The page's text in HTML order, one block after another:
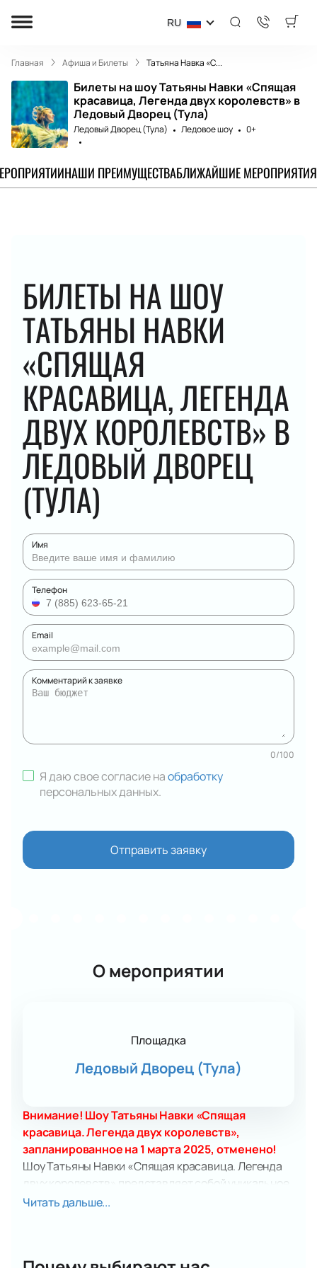
RU
Главная Афиша и Билеты Татьяна Навка «С...
Билеты на шоу Татьяны Навки «Спящая
красавица, Легенда двух королевств» в
Ледовый Дворец (Тула)
Ледовый Дворец (Тула) Ледовое шоу 0+
НАШИ ПРЕИМУЩЕСТВАБЛИЖАЙШИЕ МЕРОПРИЯТИЯ
БИЛЕТЫ НА ШОУ
ТАТЬЯНЫ НАВКИ
«СПЯЩАЯ
КРАСАВИЦА, ЛЕГЕНДА
ДВУХ КОРОЛЕВСТВ» В
ЛЕДОВЫЙ ДВОРЕЦ
(ТУЛА)
Имя
Телефон
Email
Комментарий к заявке
0/100
Я даю свое согласие наобработку
персональных данных.
Отправить заявку
О мероприятии
Площадка
Ледовый Дворец (Тула)
Внимание! Шоу Татьяны Навки «Спящая
красавица. Легенда двух королевств»,
запланированное на 1 марта 2025, отменено!
Шоу Татьяны Навки «Спящая красавица. Легенда
двух королевств» представляет собой уникальное
ледовое представление, которое будет проходить
Читать дальше...